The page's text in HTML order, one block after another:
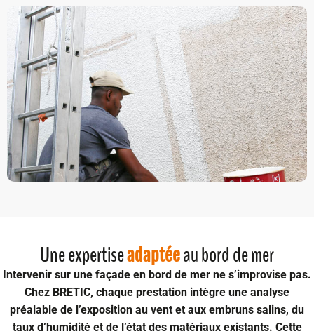
Une expertiseadaptéeau bord de mer
Intervenir sur une façade en bord de mer ne s’improvise pas.
Chez BRETIC, chaque prestation intègre une analyse
préalable de l’exposition au vent et aux embruns salins, du
taux d’humiditéet de l’état des matériaux existants. Cette